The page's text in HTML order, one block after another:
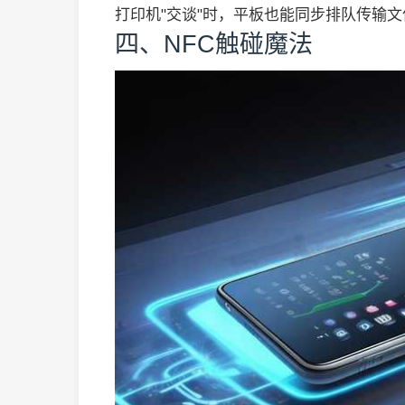
打印机"交谈"时，平板也能同步排队传输
四、NFC触碰魔法